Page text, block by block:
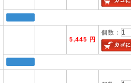
5,445 円
個数：